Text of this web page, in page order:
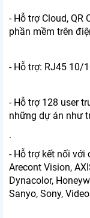
- Hỗ trợ Cloud, QR
phần mềm trên
- Hỗ trợ: RJ45 10/
- Hỗ trợ 128 user
những dự án như
.
- Hỗ trợ kết nối
Arecont Vision,
Dynacolor,
Sanyo, Sony,